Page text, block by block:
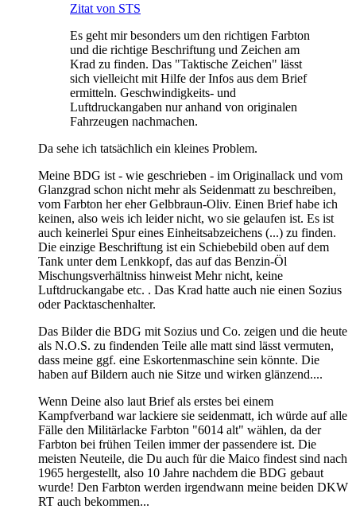
Zitat von STS
Es geht mir besonders um den richtigen Farbton
und die richtige Beschriftung und Zeichen am
Krad zu finden. Das "Taktische Zeichen" lässt
sich vielleicht mit Hilfe der Infos aus dem Brief
ermitteln. Geschwindigkeits- und
Luftdruckangaben nur anhand von originalen
Fahrzeugen nachmachen.
Da sehe ich tatsächlich ein kleines Problem.
Meine BDG ist - wie geschrieben - im Originallack und vom
Glanzgrad schon nicht mehr als Seidenmatt zu beschreiben,
vom Farbton her eher Gelbbraun-Oliv. Einen Brief habe ich
keinen, also weis ich leider nicht, wo sie gelaufen ist. Es ist
auch keinerlei Spur eines Einheitsabzeichens (...) zu finden.
Die einzige Beschriftung ist ein Schiebebild oben auf dem
Tank unter dem Lenkkopf, das auf das Benzin-Öl
Mischungsverhältniss hinweist Mehr nicht, keine
Luftdruckangabe etc. . Das Krad hatte auch nie einen Sozius
oder Packtaschenhalter.
Das Bilder die BDG mit Sozius und Co. zeigen und die heute
als N.O.S. zu findenden Teile alle matt sind lässt vermuten,
dass meine ggf. eine Eskortenmaschine sein könnte. Die
haben auf Bildern auch nie Sitze und wirken glänzend....
Wenn Deine also laut Brief als erstes bei einem
Kampfverband war lackiere sie seidenmatt, ich würde auf alle
Fälle den Militärlacke Farbton "6014 alt" wählen, da der
Farbton bei frühen Teilen immer der passendere ist. Die
meisten Neuteile, die Du auch für die Maico findest sind nach
1965 hergestellt, also 10 Jahre nachdem die BDG gebaut
wurde! Den Farbton werden irgendwann meine beiden DKW
RT auch bekommen...